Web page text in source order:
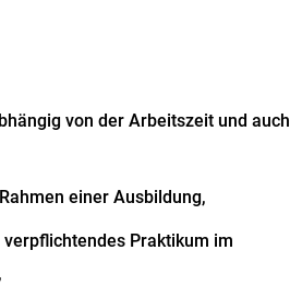
von der Arbeitszeit und auch
einer Ausbildung,
Praktikum im